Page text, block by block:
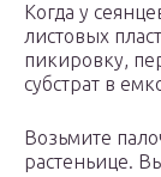
Когда у
листовых
пикировку,
субстрат в
Возьмите
растеньице.